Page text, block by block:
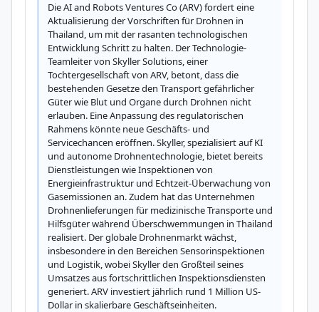
Die AI and Robots Ventures Co (ARV) fordert eine
Aktualisierung der Vorschriften für Drohnen in
Thailand, um mit der rasanten technologischen
Entwicklung Schritt zu halten. Der Technologie-
Teamleiter von Skyller Solutions, einer
Tochtergesellschaft von ARV, betont, dass die
bestehenden Gesetze den Transport gefährlicher
Güter wie Blut und Organe durch Drohnen nicht
erlauben. Eine Anpassung des regulatorischen
Rahmens könnte neue Geschäfts- und
Servicechancen eröffnen. Skyller, spezialisiert auf KI
und autonome Drohnentechnologie, bietet bereits
Dienstleistungen wie Inspektionen von
Energieinfrastruktur und Echtzeit-Überwachung von
Gasemissionen an. Zudem hat das Unternehmen
Drohnenlieferungen für medizinische Transporte und
Hilfsgüter während Überschwemmungen in Thailand
realisiert. Der globale Drohnenmarkt wächst,
insbesondere in den Bereichen Sensorinspektionen
und Logistik, wobei Skyller den Großteil seines
Umsatzes aus fortschrittlichen Inspektionsdiensten
generiert. ARV investiert jährlich rund 1 Million US-
Dollar in skalierbare Geschäftseinheiten.